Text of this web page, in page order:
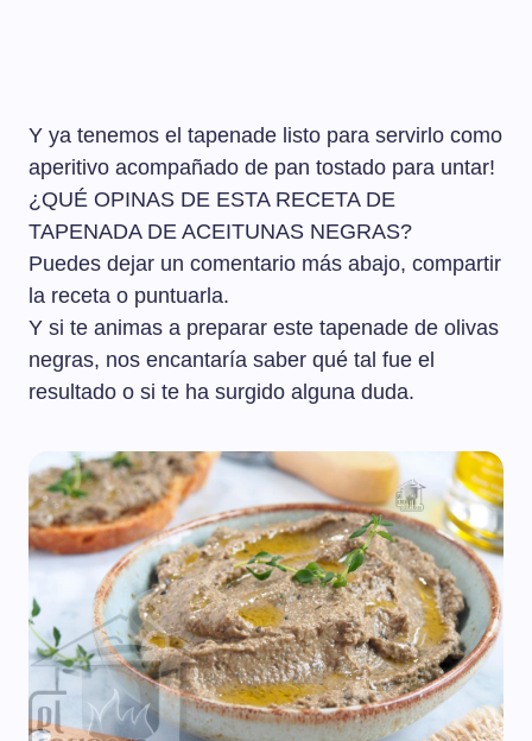
Y ya tenemos el tapenade listo para servirlo como
aperitivo acompañado de pan tostado para untar!
¿QUÉ OPINAS DE ESTA RECETA DE
TAPENADA DE ACEITUNAS NEGRAS?
Puedes dejar un comentario más abajo, compartir
la receta o puntuarla.
Y si te animas a preparar este tapenade de olivas
negras, nos encantaría saber qué tal fue el
resultado o si te ha surgido alguna duda.